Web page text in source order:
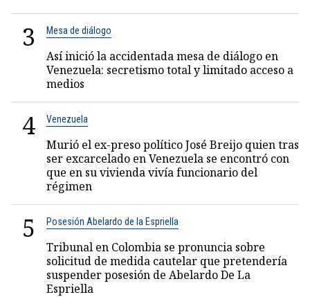
3 Mesa de diálogo
Así inició la accidentada mesa de diálogo en
Venezuela: secretismo total y limitado acceso a
medios
4 Venezuela
Murió el ex-preso político José Breijo quien tras
ser excarcelado en Venezuela se encontró con
que en su vivienda vivía funcionario del
régimen
5 Posesión Abelardo de la Espriella
Tribunal en Colombia se pronuncia sobre
solicitud de medida cautelar que pretendería
suspender posesión de Abelardo De La
Espriella